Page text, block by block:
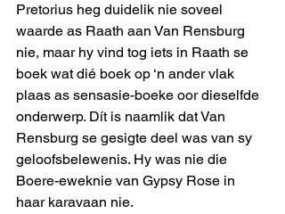
Pretorius heg duidelik nie soveel
waarde as Raath aan Van Rensburg
nie, maar hy vind tog iets in Raath se
boek wat dié boek op ‘n ander vlak
plaas as sensasie-boeke oor dieselfde
onderwerp. Dít is naamlik dat Van
Rensburg se gesigte deel was van sy
geloofsbelewenis. Hy was nie die
Boere-eweknie van Gypsy Rose in
haar karavaan nie.